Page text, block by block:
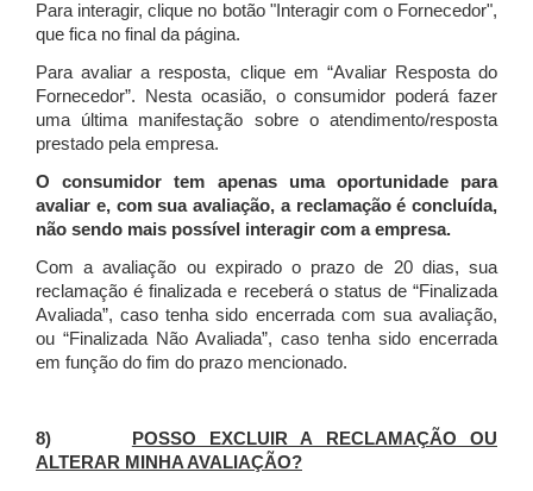
Para interagir, clique no botão "Interagir com o Fornecedor",
que fica no final da página.
Para avaliar a resposta, clique em “Avaliar Resposta do
Fornecedor”. Nesta ocasião, o consumidor poderá fazer
uma última manifestação sobre o atendimento/resposta
prestado pela empresa.
O consumidor tem apenas uma oportunidade para
avaliar e, com sua avaliação, a reclamação é concluída,
não sendo mais possível interagir com a empresa.
Com a avaliação ou expirado o prazo de 20 dias, sua
reclamação é finalizada e receberá o status de “Finalizada
Avaliada”, caso tenha sido encerrada com sua avaliação,
ou “Finalizada Não Avaliada”, caso tenha sido encerrada
em função do fim do prazo mencionado.
8)
POSSO EXCLUIR A RECLAMAÇÃO OU
ALTERAR MINHA AVALIAÇÃO?